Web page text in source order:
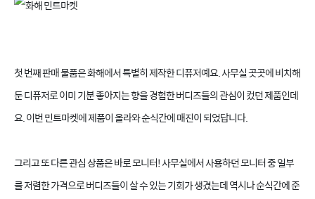
첫 번째 판매 물품은 화해에서 특별히 제작한 디퓨저예요. 사무실 곳곳에 비치해
둔 디퓨저로 이미 기분 좋아지는 향을 경험한 버디즈들의 관심이 컸던 제품인데
요. 이번 민트마켓에 제품이 올라와 순식간에 매진이 되었답니다.
그리고 또 다른 관심 상품은 바로 모니터! 사무실에서 사용하던 모니터 중 일부
를 저렴한 가격으로 버디즈들이 살 수 있는 기회가 생겼는데 역시나 순식간에 준